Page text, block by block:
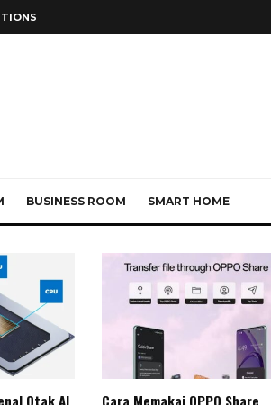
BUSINESS ROOM SMART HOME
Otak AI
Cara Memakai OPPO Share